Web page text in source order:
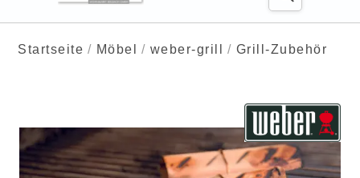
Startseite Möbel weber-grill Grill-Zubehör